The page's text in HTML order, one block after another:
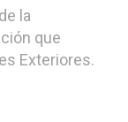
la
que
Exteriores.